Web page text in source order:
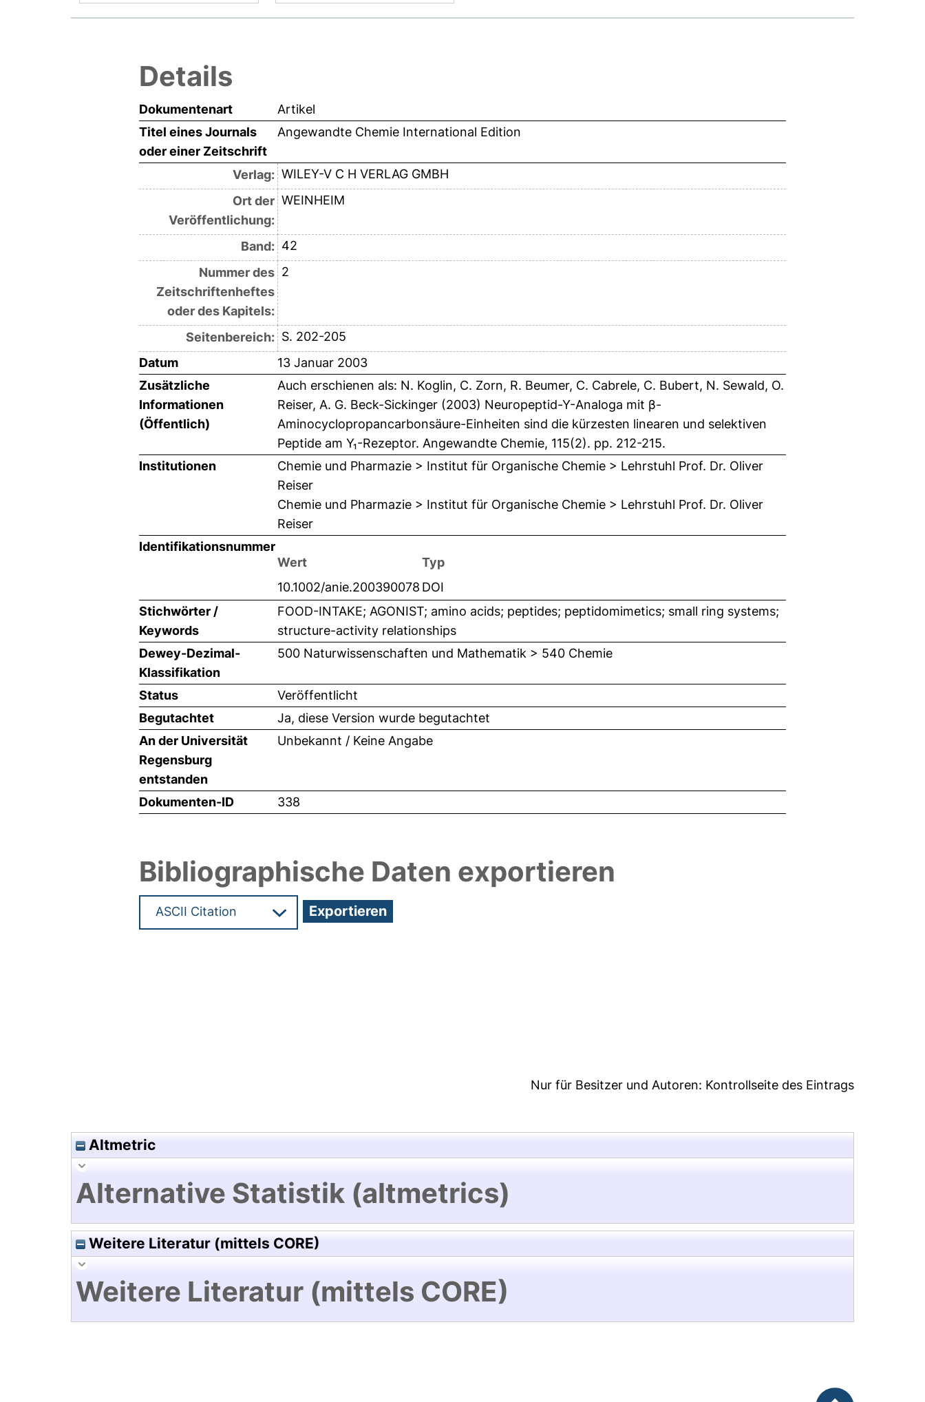
Details
Dokumentenart
Artikel
Titel eines Journals
oder einer Zeitschrift
Angewandte Chemie International Edition
Verlag: WILEY-V C H VERLAG GMBH
Ort der
Veröffentlichung:
WEINHEIM
Band: 42
Nummer des
Zeitschriftenheftes
oder des Kapitels:
2
Seitenbereich: S. 202-205
Datum
13 Januar 2003
Zusätzliche
Informationen
(Öffentlich)
Auch erschienen als: N. Koglin, C. Zorn, R. Beumer, C. Cabrele, C. Bubert, N. Sewald, O.
Reiser, A. G. Beck-Sickinger (2003) Neuropeptid-Y-Analoga mit β-
Aminocyclopropancarbonsäure-Einheiten sind die kürzesten linearen und selektiven
Peptide am Y₁-Rezeptor. Angewandte Chemie, 115(2). pp. 212-215.
Institutionen
Chemie und Pharmazie > Institut für Organische Chemie > Lehrstuhl Prof. Dr. Oliver
Reiser
Chemie und Pharmazie > Institut für Organische Chemie > Lehrstuhl Prof. Dr. Oliver
Reiser
Identifikationsnummer
Wert
Typ
10.1002/anie.200390078 DOI
Stichwörter /
Keywords
FOOD-INTAKE; AGONIST; amino acids; peptides; peptidomimetics; small ring systems;
structure-activity relationships
Dewey-Dezimal-
Klassifikation
500 Naturwissenschaften und Mathematik > 540 Chemie
Status
Veröffentlicht
Begutachtet
Ja, diese Version wurde begutachtet
An der Universität
Regensburg
entstanden
Unbekannt / Keine Angabe
Dokumenten-ID 338
Bibliographische Daten exportieren
Nur für Besitzer und Autoren: Kontrollseite des Eintrags
Altmetric
Alternative Statistik (altmetrics)
Weitere Literatur (mittels CORE)
Weitere Literatur (mittels CORE)